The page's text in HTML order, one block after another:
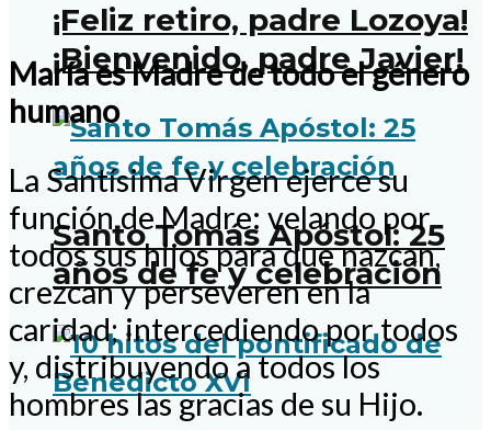
¡Feliz retiro, padre Lozoya!
¡Bienvenido, padre Javier!
Santo Tomás Apóstol: 25
años de fe y celebración
María es Madre de todo el género
humano
La Santísima Virgen ejerce su
función de Madre: velando por
todos sus hijos para que nazcan,
crezcan y perseveren en la
caridad; intercediendo por todos
y, distribuyendo a todos los
hombres las gracias de su Hijo.